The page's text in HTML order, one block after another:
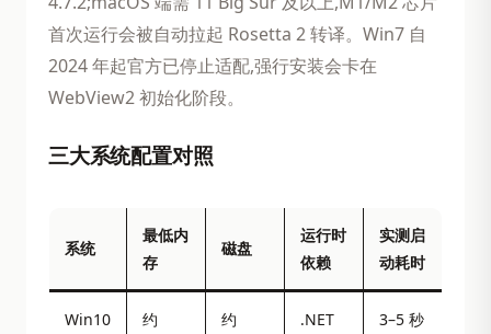
首次运行会被自动拉起 Rosetta 2 转译。Win7 自
2024 年起官方已停止适配,强行安装会卡在
WebView2 初始化阶段。
三大系统配置对照
系统
最低内
存
磁盘
运行时
依赖
实测启
动耗时
Win10
约
约
.NET
3–5 秒